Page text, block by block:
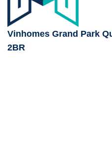
Vinhomes Grand Park
2BR